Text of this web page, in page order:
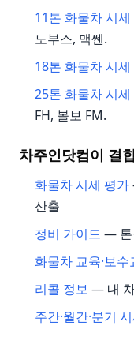
11톤 화물차 시세
노부스, 맥쎈.
18톤 화물차 시세
25톤 화물차 시세
FH, 볼보 FM.
차주인닷컴이 결
화물차 시세 평가
산출
정비 가이드 — 톤
화물차 교육·보수
리콜 정보 — 내
주간·월간·분기